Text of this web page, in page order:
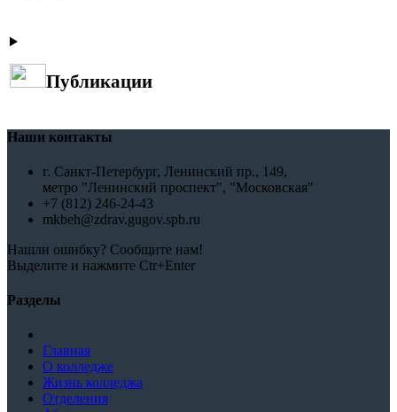
Публикации
Наши контакты
г. Санкт-Петербург, Ленинский пр., 149,
метро "Ленинский проспект", "Московская"
+7 (812) 246-24-43
mkbeh@zdrav.gugov.spb.ru
Нашли ошибку? Сообщите нам!
Выделите и нажмите Ctr+Enter
Разделы
Главная
О колледже
Жизнь колледжа
Отделения